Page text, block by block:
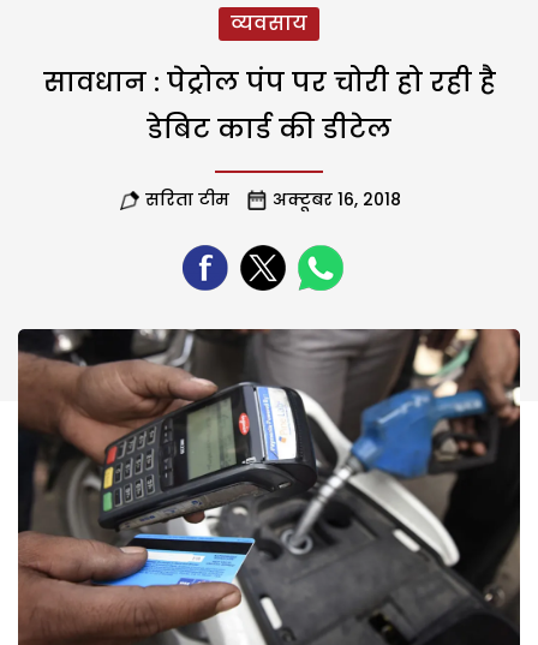
व्यवसाय
सावधान : पेट्रोल पंप पर चोरी हो रही है
डेबिट कार्ड की डीटेल
सरिता टीम अक्टूबर 16, 2018